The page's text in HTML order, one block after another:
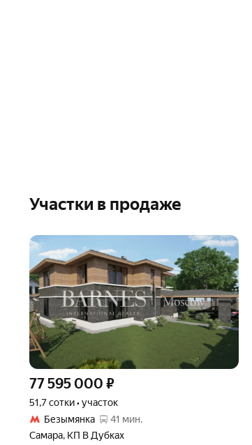
Участки в продаже
77 595 000 ₽
51,7 сотки • участок
Безымянка
41 мин.
Самара, КП В Дубках